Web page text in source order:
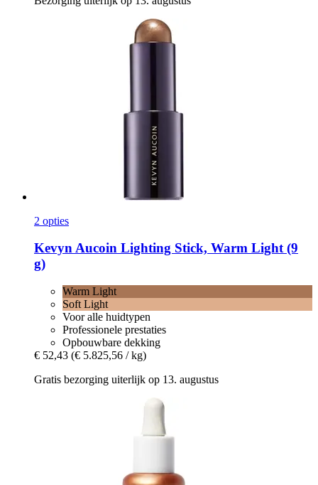
2 opties
Kevyn Aucoin Lighting Stick, Warm Light (9
g)
Warm Light
Soft Light
Voor alle huidtypen
Professionele prestaties
Opbouwbare dekking
€ 52,43 (€ 5.825,56 / kg)
Gratis bezorging uiterlijk op 13. augustus